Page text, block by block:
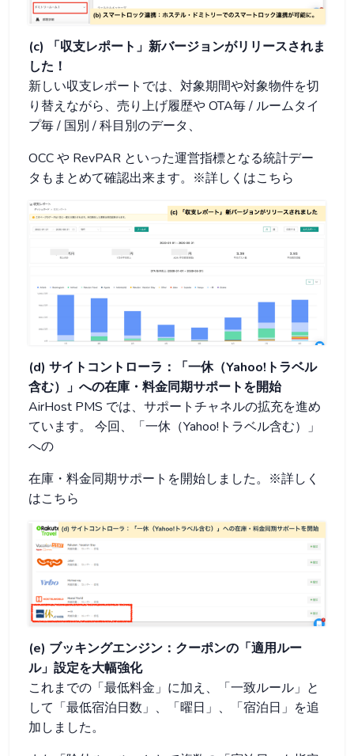
(c) 「収支レポート」新バージョンがリリースされま
した！
新しい収支レポートでは、対象期間や対象物件を切
り替えながら、売り上げ履歴や OTA毎 / ルームタイ
プ毎 / 国別 / 科目別のデータ、
OCC や RevPAR といった運営指標となる統計デー
タもまとめて確認出来ます。※詳しくはこちら
(d) サイトコントローラ：「一休（Yahoo!トラベル
含む）」への在庫・料金同期サポートを開始
AirHost PMS では、サポートチャネルの拡充を進め
ています。 今回、「一休（Yahoo!トラベル含む）」
への
在庫・料金同期サポートを開始しました。※詳しく
はこちら
(e) ブッキングエンジン：クーポンの「適用ルー
ル」設定を大幅強化
これまでの「最低料金」に加え、「一致ルール」と
して「最低宿泊日数」、「曜日」、「宿泊日」を追
加しました。